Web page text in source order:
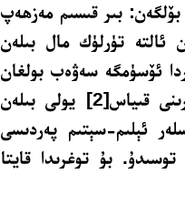
بۆلگەن: بىر قىسىم مەزھەپ
ئالتە تۈرلۈك مال بىلەن
ئۆسۈمگە سەۋەب بولغان
قىياس[2] يولى بىلەن
ئېلىم-سېتىم پەردىسى
بۇ توغرىدا قايتا